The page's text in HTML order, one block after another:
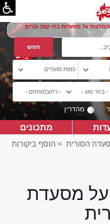
על מסעדות בתי קפה וברים
מהדרין
מתכונים
הסורית > הוסף ביקורות
על מסעדת